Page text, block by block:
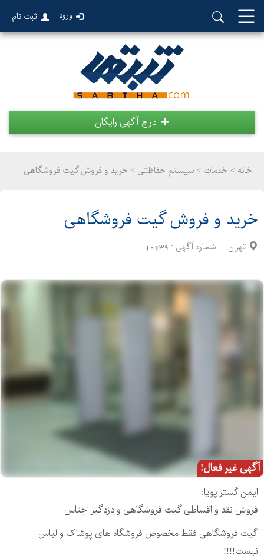
ورود ثبت نام
درج آگهی رایگان
خانه > خدمات > سیستم حفاظتی > خرید و فروش گیت فروشگاهی
خرید و فروش گیت فروشگاهی
تهران شماره آگهی : 10639
آگهی غیر فعال!
ایمن گستر پویا:
فروش نقد و اقساطی گیت فروشگاهی و دزدگیر اجناس
گیت فروشگاهی فقط مخصوص فروشگاه های پوشاک و لباس
نیست!!!!